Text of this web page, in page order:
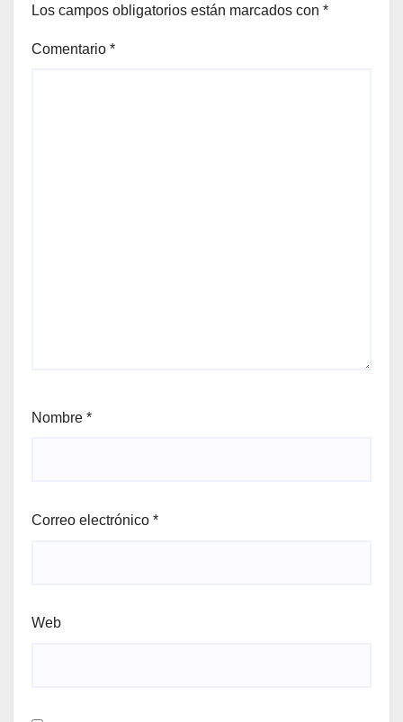
Los campos obligatorios están marcados con *
Comentario *
Nombre *
Correo electrónico *
Web